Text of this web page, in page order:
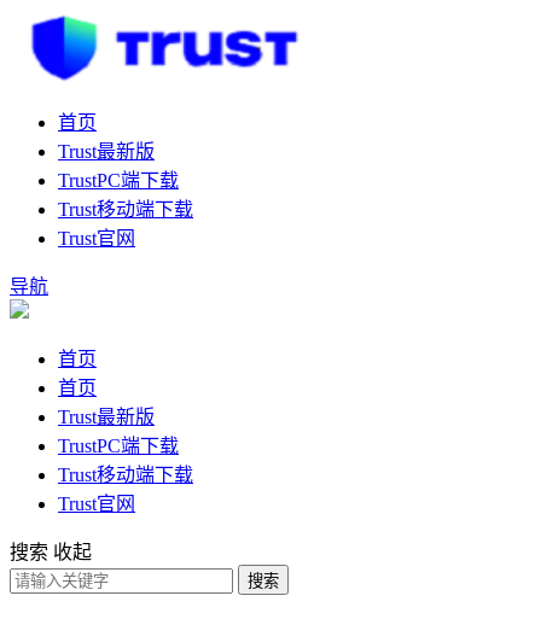
首页
Trust最新版
TrustPC端下载
Trust移动端下载
Trust官网
导航
首页
首页
Trust最新版
TrustPC端下载
Trust移动端下载
Trust官网
搜索 收起
搜索